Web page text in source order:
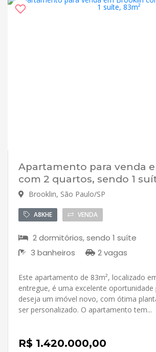
Apartamento para venda
com 2 quartos, sendo 1
Brooklin, São Paulo/SP
A8KHE VENDA
2 dormitórios, sendo 1 suíte
3 banheiros
2 vagas
Este apartamento de 83m², localizado
entregue, é uma excelente oportunidade
deseja um imóvel novo, com ótima
ser personalizado. O apartamento tem...
R$ 1.420.000,00